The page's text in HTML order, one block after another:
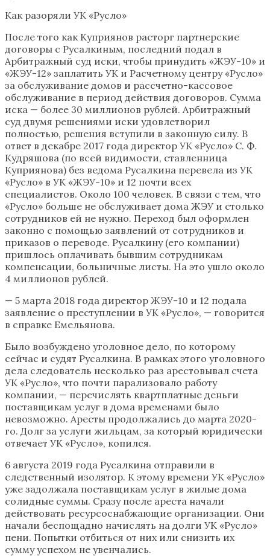
Как разоряли УК «Русло»
После того как Куприянов расторг партнерские
договоры с Русалкиным, последний подал в
Арбитражный суд иски, чтобы принудить «ЖЭУ-10» и
«ЖЭУ-12» заплатить УК и Расчетному центру «Русло»
за обслуживание домов и рассчетно-кассовое
обслуживание в период действия договоров. Сумма
иска — более 30 миллионов рублей. Арбитражный
суд двумя решениями иски удовлетворил
полностью, решения вступили в законную силу. В
ответ в декабре 2017 года директор УК «Русло» С. Ф.
Кудряшова (по всей видимости, ставленница
Куприянова) без ведома Русалкина перевела из УК
«Русло» в УК «ЖЭУ-10» и 12 почти всех
специалистов. Около 100 человек. В связи с тем, что
«Русло» больше не обслуживает дома ЖЭУ и столько
сотрудников ей не нужно. Переход был оформлен
законно с помощью заявлений от сотрудников и
приказов о переводе. Русалкину (его компании)
пришлось оплачивать бывшим сотрудникам
компенсации, больничные листы. На это ушло около
4 миллионов рублей.
— 5 марта 2018 года директор ЖЭУ-10 и 12 подала
заявление о преступлении в УК «Русло», — говорится
в справке Емельянова.
Было возбуждено уголовное дело, по которому
сейчас и судят Русалкина. В рамках этого уголовного
дела следователь несколько раз арестовывал счета
УК «Русло», что почти парализовало работу
компании, — перечислять квартплатные деньги
поставщикам услуг в дома временами было
невозможно. Аресты продолжались до марта 2020-
го. Долг за услуги жильцам, за который юридически
отвечает УК «Русло», копился.
6 августа 2019 года Русалкина отправили в
следственный изолятор. К этому времени УК «Русло»
уже задолжала поставщикам услуг в жилые дома
солидные суммы. Сразу после ареста начали
действовать ресурсоснабжающие организации. Они
начали беспощадно начислять на долги УК «Русло»
пени. Попытки отбиться от них или снизить их
сумму успехом не увенчались.